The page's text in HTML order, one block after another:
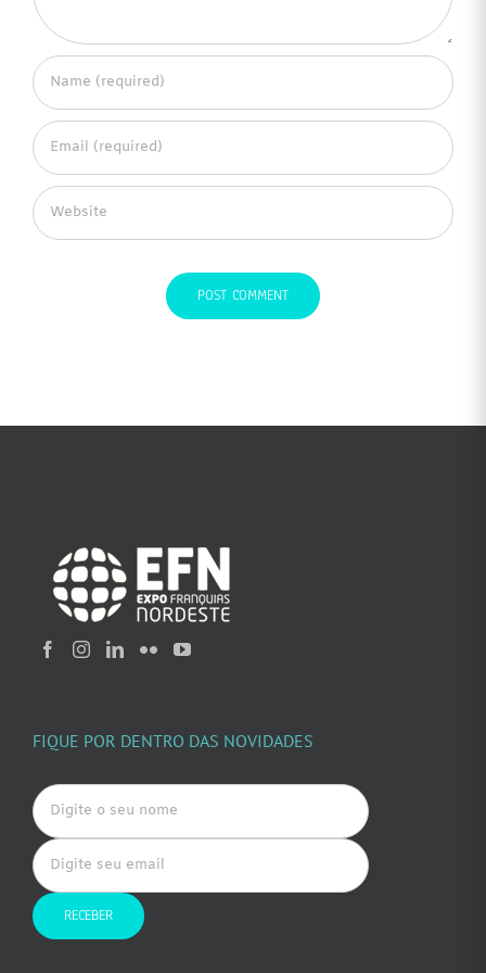
FIQUE POR DENTRO DAS NOVIDADES